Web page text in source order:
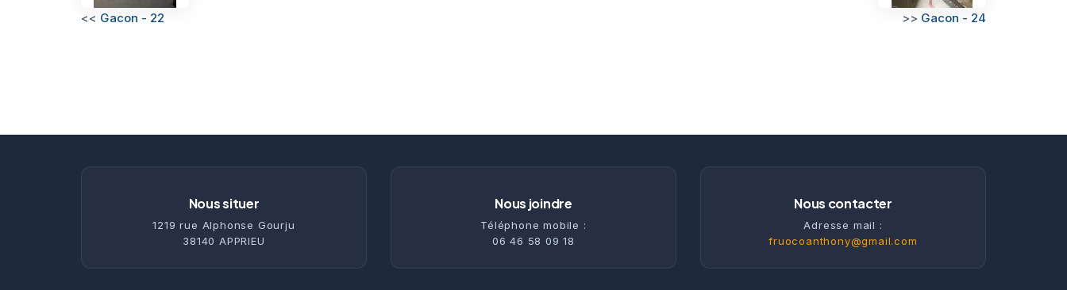
<< Gacon - 22 >> Gacon - 24
Nous situer
1219 rue Alphonse Gourju
38140 APPRIEU
Nous joindre
Téléphone mobile :
06 46 58 09 18
Nous contacter
Adresse mail :
fruocoanthony@gmail.com